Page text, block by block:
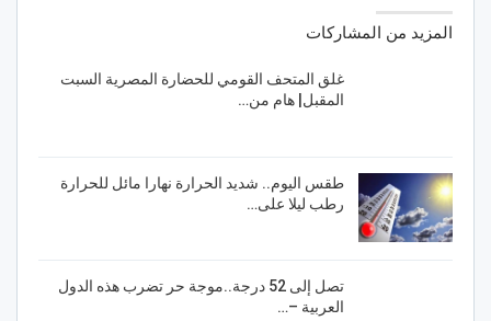
المزيد من المشاركات
غلق المتحف القومي للحضارة المصرية السبت
المقبل| هام من…
طقس اليوم.. شديد الحرارة نهارا مائل للحرارة
رطب ليلا على…
تصل إلى 52 درجة..موجة حر تضرب هذه الدول
العربية –…